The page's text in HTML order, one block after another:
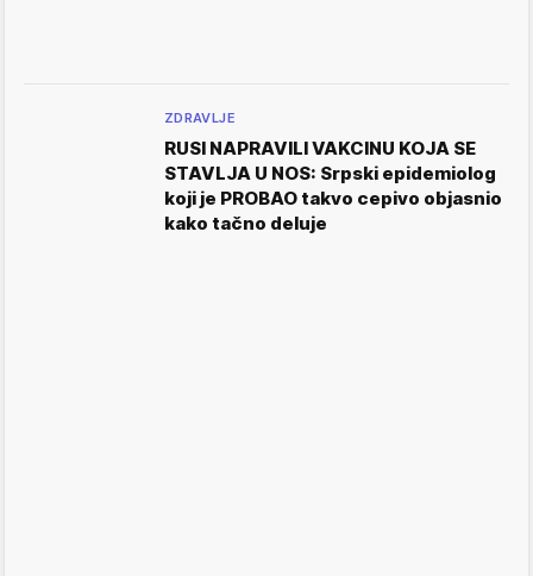
ZDRAVLJE
RUSI NAPRAVILI VAKCINU KOJA SE
STAVLJA U NOS: Srpski epidemiolog
koji je PROBAO takvo cepivo objasnio
kako tačno deluje